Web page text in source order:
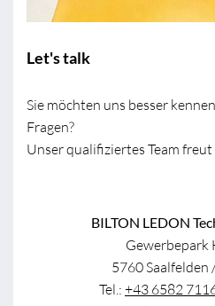
Let's talk
Sie möchten uns besser
Fragen?
Unser qualifiziertes Team
BILTON LEDON
Gewerbepark
5760 Saalfelden
Tel.: +43 6582